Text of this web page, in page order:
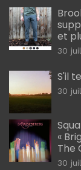
et
30
S'il
30
«
The
30